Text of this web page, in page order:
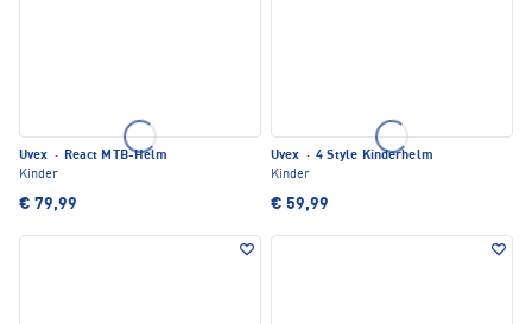
Uvex · React MTB-Helm
Kinder
€ 79,99
Uvex · 4 Style Kinderhelm
Kinder
€ 59,99